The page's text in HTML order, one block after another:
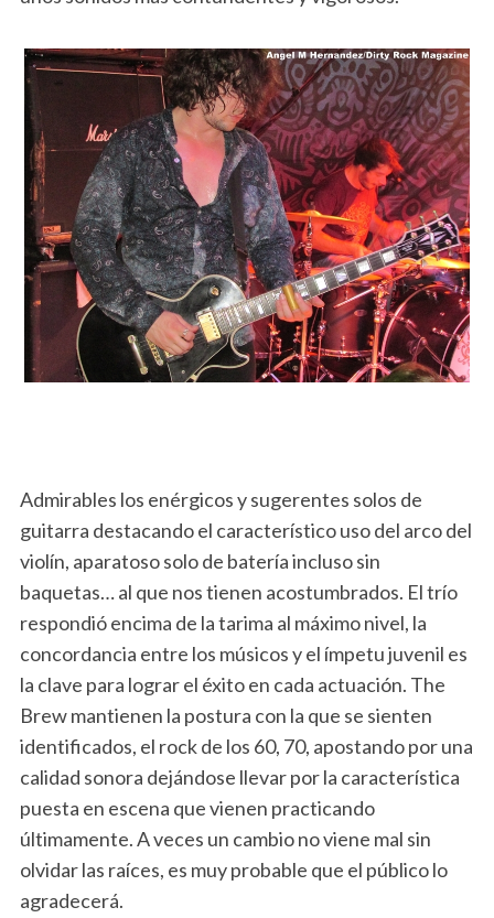
Admirables los enérgicos y sugerentes solos de
guitarra destacando el característico uso del arco del
violín, aparatoso solo de batería incluso sin
baquetas… al que nos tienen acostumbrados. El trío
respondió encima de la tarima al máximo nivel, la
concordancia entre los músicos y el ímpetu juvenil es
la clave para lograr el éxito en cada actuación. The
Brew mantienen la postura con la que se sienten
identificados, el rock de los 60, 70, apostando por una
calidad sonora dejándose llevar por la característica
puesta en escena que vienen practicando
últimamente. A veces un cambio no viene mal sin
olvidar las raíces, es muy probable que el público lo
agradecerá.